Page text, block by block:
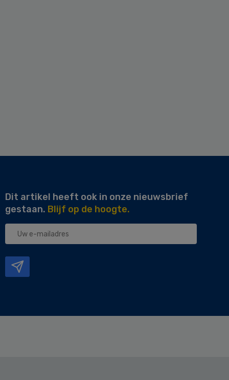
Dit artikel heeft ook in onze nieuwsbrief
gestaan. Blijf op de hoogte.
Uw